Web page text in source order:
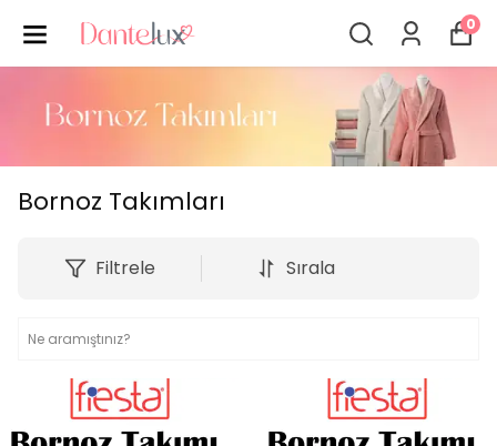
0
Bornoz Takımları
Filtrele Sırala